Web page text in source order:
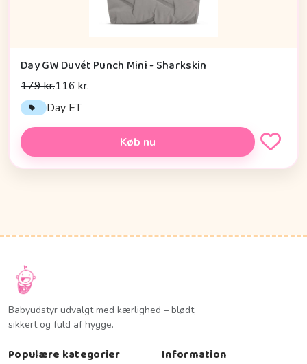
Day GW Duvét Punch Mini - Sharkskin
179 kr.116 kr.
Day ET
Køb nu
Babyudstyr udvalgt med kærlighed – blødt,
sikkert og fuld af hygge.
Populære kategorier Information